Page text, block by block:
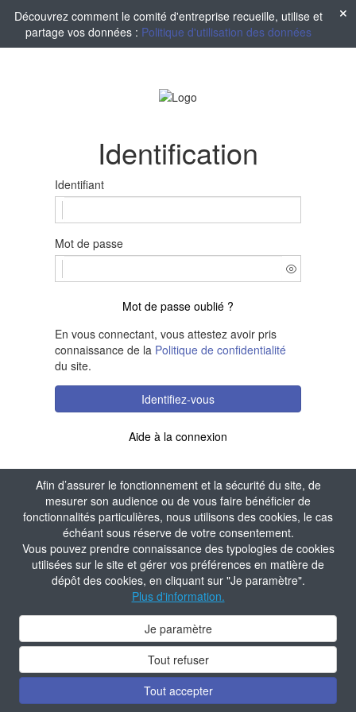
Afin d’assurer le fonctionnement et la sécurité du site, de
mesurer son audience ou de vous faire bénéficier de
fonctionnalités particulières, nous utilisons des cookies, le cas
échéant sous réserve de votre consentement.
Vous pouvez prendre connaissance des typologies de cookies
utilisées sur le site et gérer vos préférences en matière de
dépôt des cookies, en cliquant sur "Je paramètre".
Plus d'information.
Je paramètre
Tout refuser
Tout accepter
Découvrez comment le comité d'entreprise recueille, utilise et
partage vos données : Politique d'utilisation des données
Identification
Identifiant
Mot de passe
Mot de passe oublié ?
En vous connectant, vous attestez avoir pris
connaissance de la Politique de confidentialité
du site.
Identifiez-vous
Aide à la connexion